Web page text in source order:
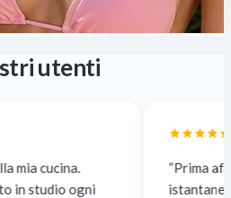
utenti
“Prima affidavo il lavoro a
istantaneo e gratuito. La